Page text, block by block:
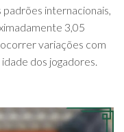
internacionais,
3,05
variações com
dos jogadores.